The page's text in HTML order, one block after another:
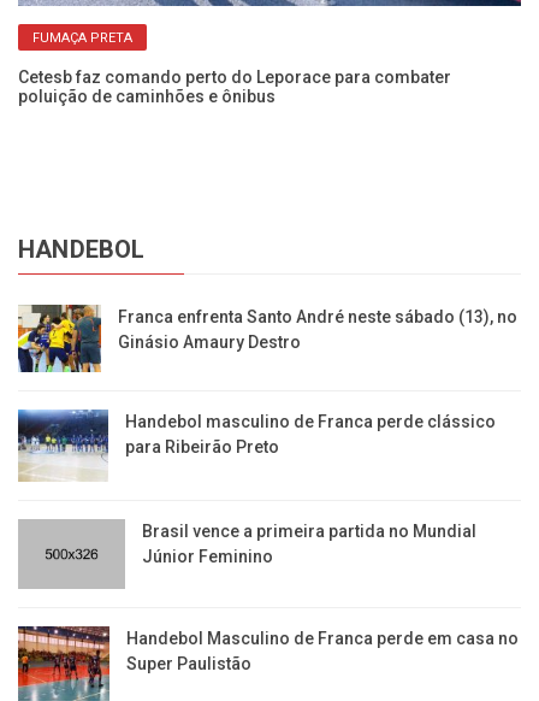
FUMAÇA PRETA
Cetesb faz comando perto do Leporace para combater
poluição de caminhões e ônibus
HANDEBOL
Franca enfrenta Santo André neste sábado (13), no
Ginásio Amaury Destro
Handebol masculino de Franca perde clássico
para Ribeirão Preto
Brasil vence a primeira partida no Mundial
Júnior Feminino
Handebol Masculino de Franca perde em casa no
Super Paulistão